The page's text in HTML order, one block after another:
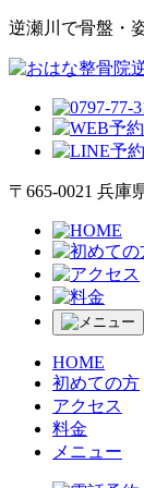
逆瀬川で⾻盤・
〒665-0021 兵庫
HOME
初めての方
アクセス
料金
メニュー